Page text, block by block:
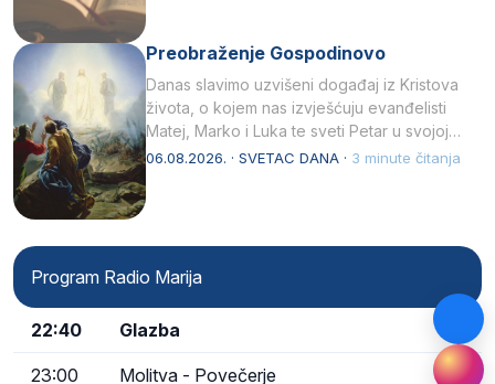
Preobraženje Gospodinovo
Danas slavimo uzvišeni događaj iz Kristova
života, o kojem nas izvješćuju evanđelisti
Matej, Marko i Luka te sveti Petar u svojoj
drugoj…
06.08.2026. · SVETAC DANA · 3 minute čitanja
Program Radio Marija
22:40 Glazba
23:00 Molitva - Povečerje